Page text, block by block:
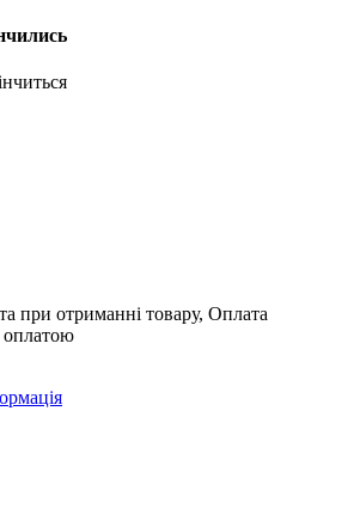
при отриманні товару, Оплата
оплатою